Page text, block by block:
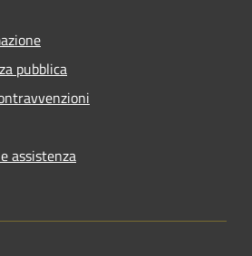
pubblica
assistenza